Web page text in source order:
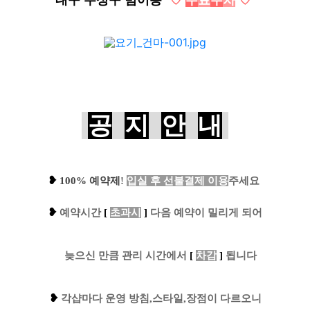
공 지 안 내
❥ 100% 예약제 ! 입실 후 선불결제 이용주세요
❥ 예 약시간[ 초과시 ] 다음 예약이 밀리게 되어
늦으신 만큼 관리 시간에서 [ 차감 ] 됩니다
❥ 각샵마다 운영 방침,스타일,장점이 다르오니